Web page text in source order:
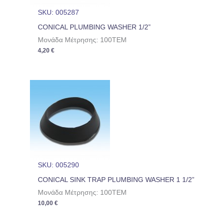
SKU: 005287
CONICAL PLUMBING WASHER 1/2”
Μονάδα Μέτρησης: 100TEM
4,20€
SKU: 005290
CONICAL SINK TRAP PLUMBING WASHER 1 1/2”
Μονάδα Μέτρησης: 100TEM
10,00€